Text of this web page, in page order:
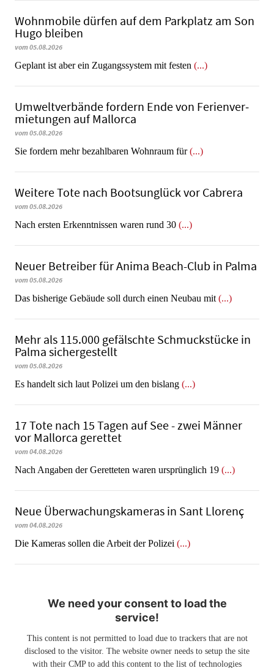
Wohnmobile dürfen auf dem Parkplatz am Son
Hugo bleiben
vom 05.08.2026
Geplant ist aber ein Zugangssystem mit festen (...)
Umweltverbände fordern Ende von Fe­ri­en­ver­
mie­tun­gen auf Mallorca
vom 05.08.2026
Sie fordern mehr bezahlbaren Wohnraum für(...)
Weitere Tote nach Bootsunglück vor Cabrera
vom 05.08.2026
​​​​​​​Nach ersten Erkenntnissen waren rund 30 (...)
Neuer Betreiber für Anima Beach-Club in Palma
vom 05.08.2026
Das bisherige Gebäude soll durch einen Neubau mit (...)
Mehr als 115.000 gefälschte Schmuckstücke in
Palma sichergestellt
vom 05.08.2026
Es handelt sich laut Polizei um den bislang (...)
17 Tote nach 15 Tagen auf See - zwei Männer
vor Mallorca gerettet
vom 04.08.2026
Nach Angaben der Geretteten waren ursprünglich 19 (...)
Neue Überwachungskameras in Sant Llorenç
vom 04.08.2026
​​​​​​​Die Kameras sollen die Arbeit der Polizei (...)
We need your consent to load the
service!
This content is not permitted to load due to trackers that are not
disclosed to the visitor. The website owner needs to setup the site
with their CMP to add this content to the list of technologies